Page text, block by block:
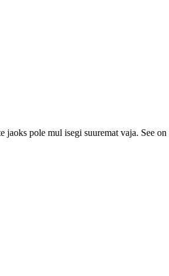
pole mul isegi suuremat vaja. See on